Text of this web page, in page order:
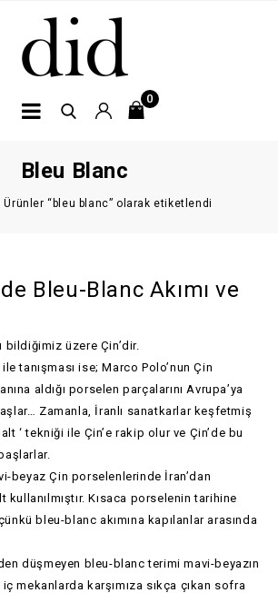
0
Bleu Blanc
Ürünler “bleu blanc” olarak etiketlendi
Bleu-Blanc Akımı ve
bildiğimiz üzere Çin’dir.
tanışması ise; Marco Polo’nun Çin
aldığı porselen parçalarını Avrupa’ya
Zamanla, İranlı sanatkarlar keşfetmiş
‘ tekniği ile Çin’e rakip olur ve Çin’de bu
beyaz Çin porselenlerinde İran’dan
Kısaca porselenin tarihine
bleu-blanc akımına kapılanlar arasında
düşmeyen bleu-blanc terimi mavi-beyazın
mekanlarda karşımıza sıkça çıkan sofra